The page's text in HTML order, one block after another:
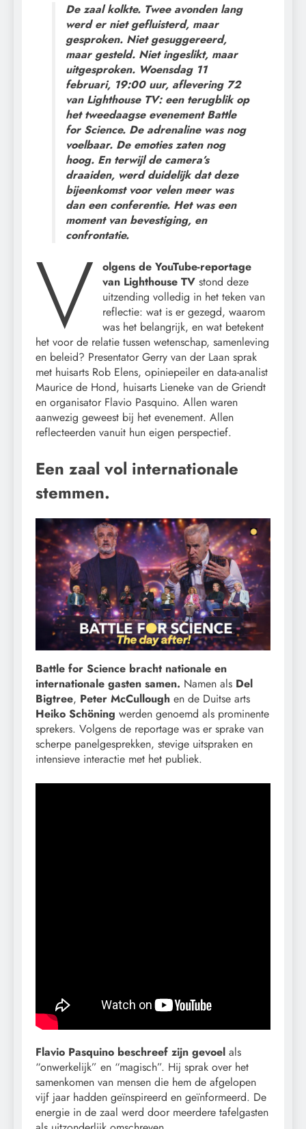
De zaal kolkte. Twee avonden lang
werd er niet gefluisterd, maar
gesproken. Niet gesuggereerd,
maar gesteld. Niet ingeslikt, maar
uitgesproken. Woensdag 11
februari, 19:00 uur, aflevering 72
van Lighthouse TV: een terugblik op
het tweedaagse evenement Battle
for Science. De adrenaline was nog
voelbaar. De emoties zaten nog
hoog. En terwijl de camera’s
draaiden, werd duidelijk dat deze
bijeenkomst voor velen meer was
dan een conferentie. Het was een
moment van bevestiging, en
confrontatie.
V
olgens de YouTube-reportage
van Lighthouse TV stond deze
uitzending volledig in het teken van
reflectie: wat is er gezegd, waarom
was het belangrijk, en wat betekent
het voor de relatie tussen wetenschap, samenleving
en beleid? Presentator Gerry van der Laan sprak
met huisarts Rob Elens, opiniepeiler en data-analist
Maurice de Hond, huisarts Lieneke van de Griendt
en organisator Flavio Pasquino. Allen waren
aanwezig geweest bij het evenement. Allen
reflecteerden vanuit hun eigen perspectief.
Een zaal vol internationale
stemmen.
Battle for Science bracht nationale en
internationale gasten samen. Namen als Del
Bigtree, Peter McCullough en de Duitse arts
Heiko Schöning werden genoemd als prominente
sprekers. Volgens de reportage was er sprake van
scherpe panelgesprekken, stevige uitspraken en
intensieve interactie met het publiek.
Flavio Pasquino beschreef zijn gevoel als
“onwerkelijk” en “magisch”. Hij sprak over het
samenkomen van mensen die hem de afgelopen
vijf jaar hadden geïnspireerd en geïnformeerd. De
energie in de zaal werd door meerdere tafelgasten